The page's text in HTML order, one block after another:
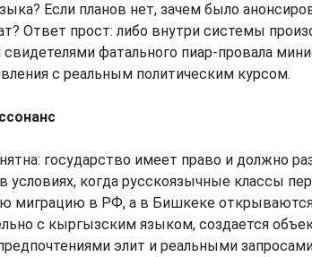
Если планов нет, зачем было
Ответ прост: либо внутри системы
фатального пиар-провала
с реальным политическим курсом.
государство имеет право и должно
условиях, когда русскоязычные классы
миграцию в РФ, а в Бишкеке
с кыргызским языком, создается
элит и реальными запросами